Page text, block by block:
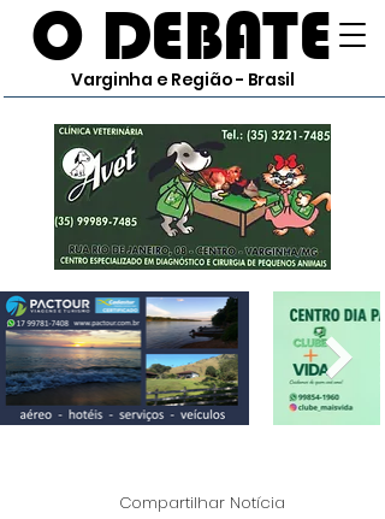
O DEBATE
Varginha e Região - Brasil
Compartilhar Notícia